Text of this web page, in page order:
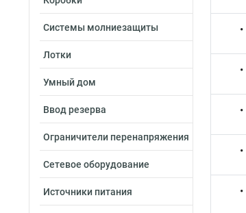
Системы молниезащиты
Лотки
Умный дом
Ввод резерва
Ограничители перенапряжения
Сетевое оборудование
Источники питания